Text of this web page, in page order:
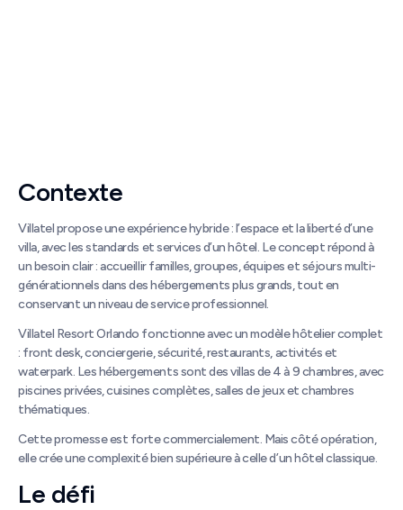
Contexte
Villatel propose une expérience hybride : l’espace et la liberté d’une
villa, avec les standards et services d’un hôtel. Le concept répond à
un besoin clair : accueillir familles, groupes, équipes et séjours multi-
générationnels dans des hébergements plus grands, tout en
conservant un niveau de service professionnel.
Villatel Resort Orlando fonctionne avec un modèle hôtelier complet
: front desk, conciergerie, sécurité, restaurants, activités et
waterpark. Les hébergements sont des villas de 4 à 9 chambres, avec
piscines privées, cuisines complètes, salles de jeux et chambres
thématiques.
Cette promesse est forte commercialement. Mais côté opération,
elle crée une complexité bien supérieure à celle d’un hôtel classique.
Le défi